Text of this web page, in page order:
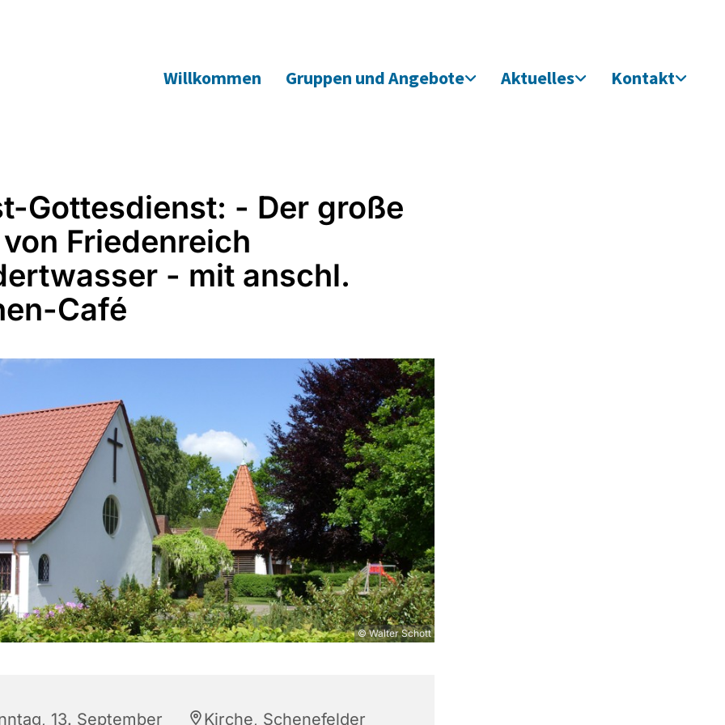
Willkommen Gruppen und Angebote Aktuelles Kontakt
Gottesdienst: - Der große
Friedenreich
- mit anschl.
Café
© Walter Schott
13. September Kirche, Schenefelder